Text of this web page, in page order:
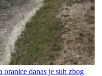
danas je suh zbog